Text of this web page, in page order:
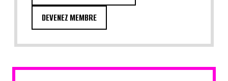
DEVENEZ MEMBRE